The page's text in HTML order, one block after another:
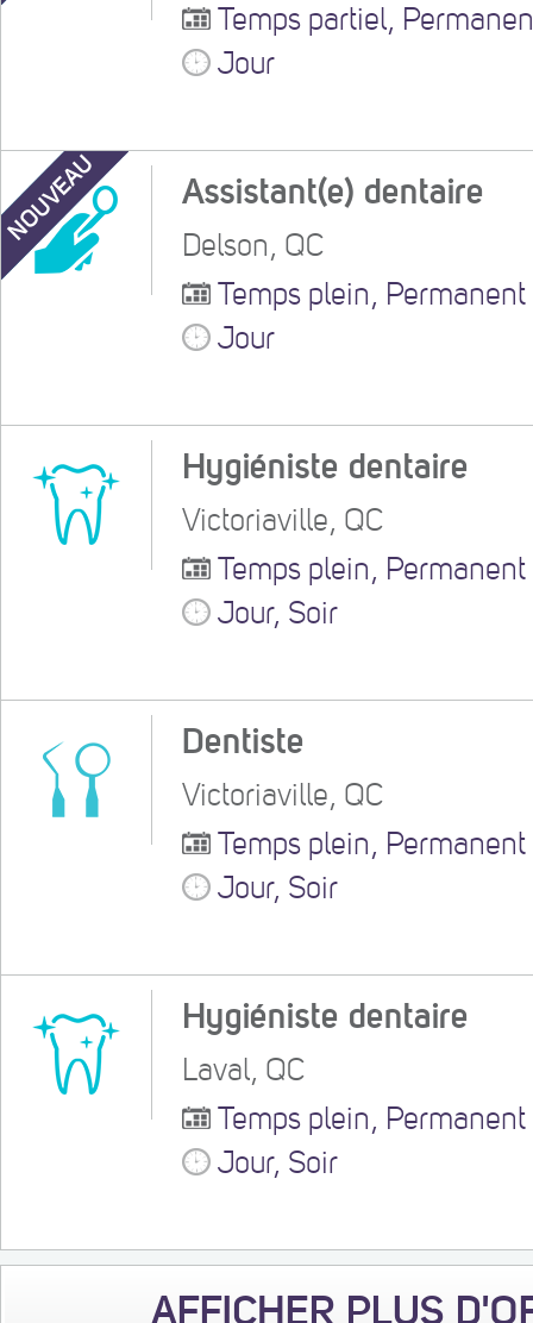
Temps partiel,
Jour
NOUVEAU Assistant(e) dentaire
Delson, QC
Temps plein, Permanent
Jour
Hygiéniste dentaire
Victoriaville, QC
Temps plein, Permanent
Jour, Soir
Dentiste
Victoriaville, QC
Temps plein, Permanent
Jour, Soir
Hygiéniste dentaire
Laval, QC
Temps plein, Permanent
Jour, Soir
AFFICHER PLUS